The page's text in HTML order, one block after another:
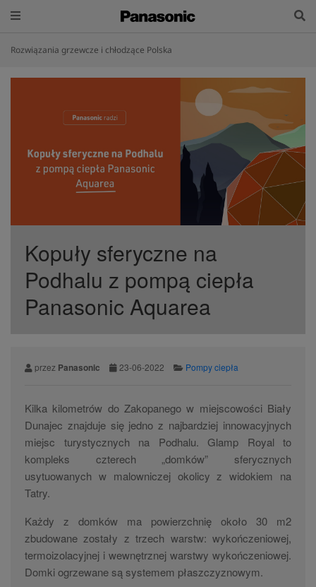
Rozwiązania grzewcze i chłodzące Polska
Kopuły sferyczne na
Podhalu z pompą ciepła
Panasonic Aquarea
przez Panasonic 23-06-2022 Pompy ciepła
Kilka kilometrów do Zakopanego w miejscowości Biały
Dunajec znajduje się jedno z najbardziej innowacyjnych
miejsc turystycznych na Podhalu. Glamp Royal to
kompleks czterech „domków” sferycznych
usytuowanych w malowniczej okolicy z widokiem na
Tatry.
Każdy z domków ma powierzchnię około 30 m2
zbudowane zostały z trzech warstw: wykończeniowej,
termoizolacyjnej i wewnętrznej warstwy wykończeniowej.
Domki ogrzewane są systemem płaszczyznowym.